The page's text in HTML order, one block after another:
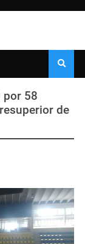
por 58
de